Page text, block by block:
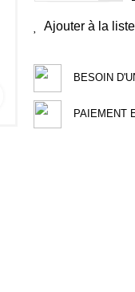
Ajouter à la
BESOIN
PAIEMENT